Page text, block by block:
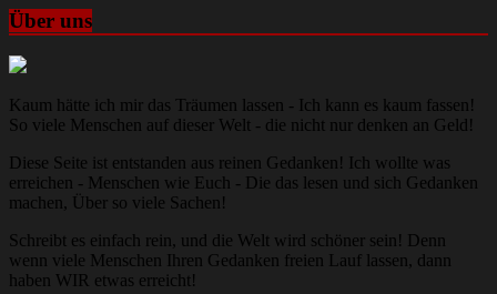
Über uns
Kaum hätte ich mir das Träumen lassen - Ich kann es kaum fassen!
So viele Menschen auf dieser Welt - die nicht nur denken an Geld!
Diese Seite ist entstanden aus reinen Gedanken! Ich wollte was
erreichen - Menschen wie Euch - Die das lesen und sich Gedanken
machen, Über so viele Sachen!
Schreibt es einfach rein, und die Welt wird schöner sein! Denn
wenn viele Menschen Ihren Gedanken freien Lauf lassen, dann
haben WIR etwas erreicht!